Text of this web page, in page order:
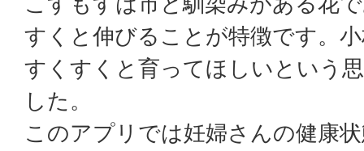
すくと伸びることが特徴です。
すくすくと育ってほしいという
した。
このアプリでは妊婦さんの健康